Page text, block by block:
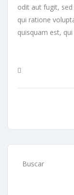
odit aut fugit,
qui ratione
quisquam est,
Buscar